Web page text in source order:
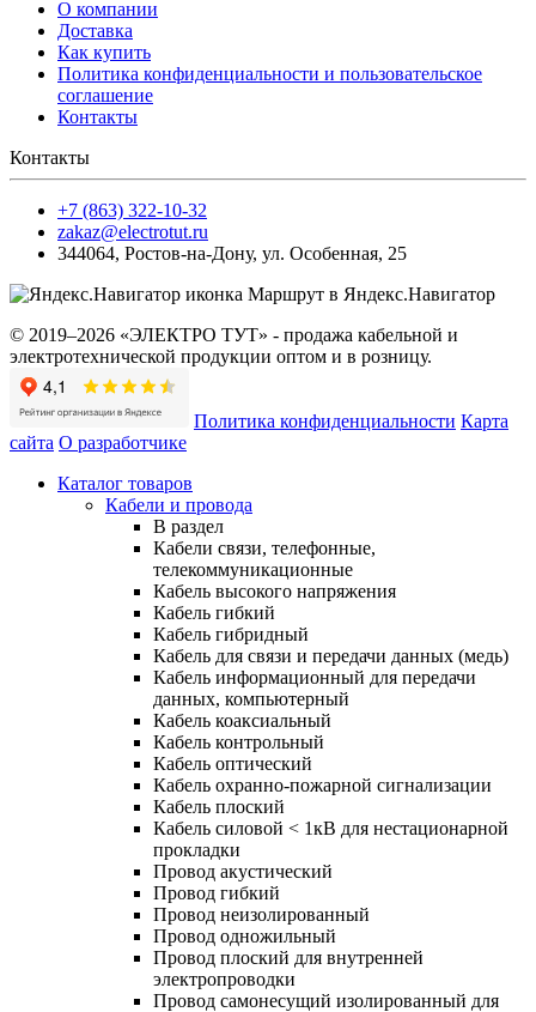
О компании
Доставка
Как купить
Политика конфиденциальности и пользовательское
соглашение
Контакты
Контакты
+7 (863) 322-10-32
zakaz@electrotut.ru
344064, Ростов-на-Дону, ул. Особенная, 25
Маршрут в Яндекс.Навигатор
© 2019–2026 «ЭЛЕКТРО ТУТ» - продажа кабельной и
электротехнической продукции оптом и в розницу.
Политика конфиденциальности Карта
сайта О разработчике
Каталог товаров
Кабели и провода
В раздел
Кабели связи, телефонные,
телекоммуникационные
Кабель высокого напряжения
Кабель гибкий
Кабель гибридный
Кабель для связи и передачи данных (медь)
Кабель информационный для передачи
данных, компьютерный
Кабель коаксиальный
Кабель контрольный
Кабель оптический
Кабель охранно-пожарной сигнализации
Кабель плоский
Кабель силовой < 1кВ для нестационарной
прокладки
Провод акустический
Провод гибкий
Провод неизолированный
Провод одножильный
Провод плоский для внутренней
электропроводки
Провод самонесущий изолированный для